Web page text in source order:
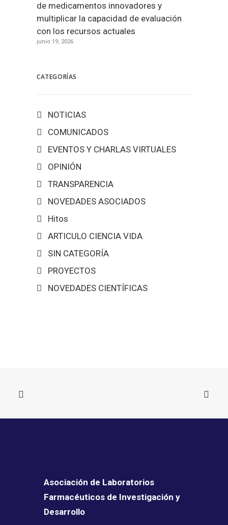
de medicamentos innovadores y
multiplicar la capacidad de evaluación
con los recursos actuales
junio 19, 2026
CATEGORÍAS
NOTICIAS
COMUNICADOS
EVENTOS Y CHARLAS VIRTUALES
OPINIÓN
TRANSPARENCIA
NOVEDADES ASOCIADOS
Hitos
ARTICULO CIENCIA VIDA
SIN CATEGORÍA
PROYECTOS
NOVEDADES CIENTÍFICAS
Asociación de Laboratorios
Farmacéuticos de Investigación y
Desarrollo